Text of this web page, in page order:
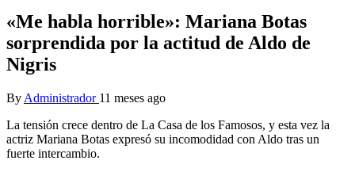
«Me habla horrible»: Mariana Botas
sorprendida por la actitud de Aldo de
Nigris
By Administrador 11 meses ago
La tensión crece dentro de La Casa de los Famosos, y esta vez la
actriz Mariana Botas expresó su incomodidad con Aldo tras un
fuerte intercambio.